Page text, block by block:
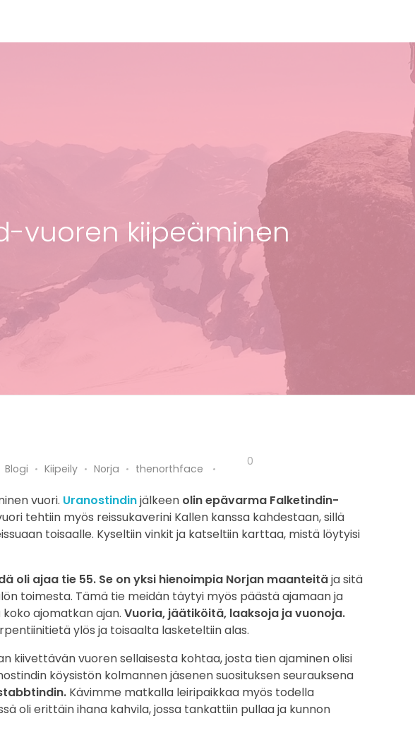
vuoren kiipeäminen
Blogi Kiipeily Norja thenorthface
0
vuori. Uranostindinjälkeen olin epävarma Falketindin-
tehtiin myös reissukaverini Kallen kanssa kahdestaan, sillä
toisaalle. Kyseltiin vinkit ja katseltiin karttaa, mistä löytyisi
oli ajaa tie 55. Se on yksi hienoimpia Norjan maanteitäja sitä
toimesta. Tämä tie meidän täytyi myös päästä ajamaan ja
ajomatkan ajan. Vuoria, jäätiköitä, laaksoja ja vuonoja.
ylös ja toisaalta lasketeltiin alas.
kiivettävän vuoren sellaisesta kohtaa, josta tien ajaminen olisi
köysistön kolmannen jäsenen suosituksen seurauksena
Kävimme matkalla leiripaikkaa myös todella
oli erittäin ihana kahvila, jossa tankattiin pullaa ja kunnon